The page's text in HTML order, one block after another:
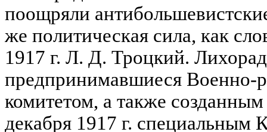
поощряли
же политическая сила, как
1917 г. Л. Д. Троцкий.
предпринимавшиеся
комитетом, а также
декабря 1917 г. специальным